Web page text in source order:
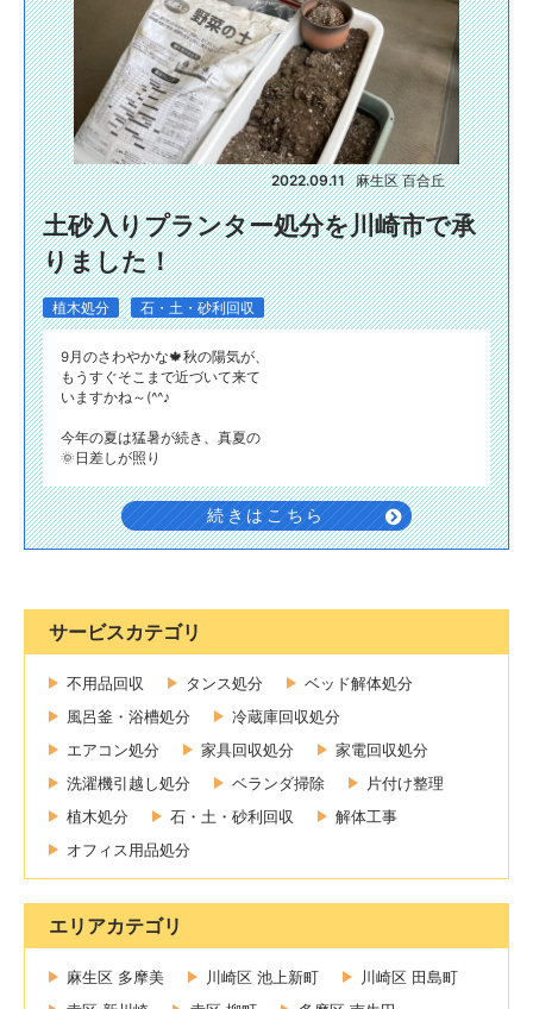
2022.09.11 麻生区 百合丘
土砂入りプランター処分を川崎市で承
りました！
植木処分 石・土・砂利回収
9月のさわやかな🍁秋の陽気が、
もうすぐそこまで近づいて来て
いますかね～(^^♪
今年の夏は猛暑が続き、真夏の
🌞日差しが照り
続きはこちら
サービスカテゴリ
不用品回収 タンス処分
ベッド解体処分
風呂釜・浴槽処分
冷蔵庫回収処分
エアコン処分
家具回収処分
家電回収処分
洗濯機引越し処分
ベランダ掃除
片付け整理
植木処分
石・土・砂利回収
解体工事
オフィス用品処分
エリアカテゴリ
麻生区 多摩美 川崎区 池上新町
川崎区 田島町